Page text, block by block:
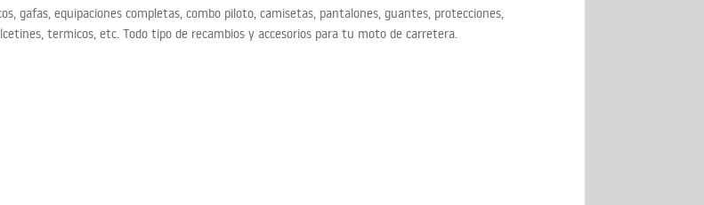
gafas, equipaciones completas, combo piloto, camisetas, pantalones, guantes, protecciones,
termicos, etc. Todo tipo de recambios y accesorios para tu moto de carretera.